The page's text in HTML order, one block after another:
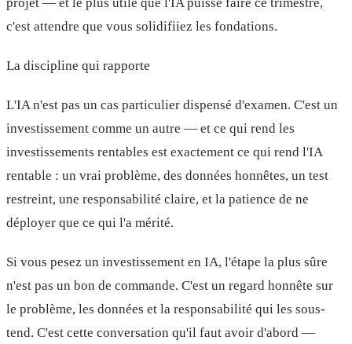
projet — et le plus utile que l'IA puisse faire ce trimestre,
c'est attendre que vous solidifiiez les fondations.
La discipline qui rapporte
L'IA n'est pas un cas particulier dispensé d'examen. C'est un
investissement comme un autre — et ce qui rend les
investissements rentables est exactement ce qui rend l'IA
rentable : un vrai problème, des données honnêtes, un test
restreint, une responsabilité claire, et la patience de ne
déployer que ce qui l'a mérité.
Si vous pesez un investissement en IA, l'étape la plus sûre
n'est pas un bon de commande. C'est un regard honnête sur
le problème, les données et la responsabilité qui les sous-
tend. C'est cette conversation qu'il faut avoir d'abord —